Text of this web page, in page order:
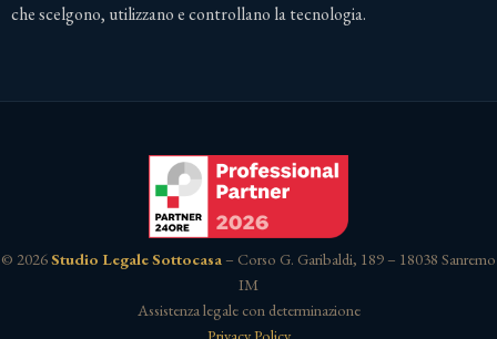
che scelgono, utilizzano e controllano la tecnologia.
© 2026Studio Legale Sottocasa – Corso G. Garibaldi, 189 – 18038 Sanremo
IM
Assistenza legale con determinazione